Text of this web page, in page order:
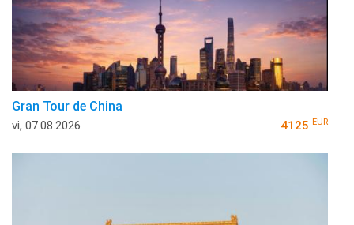
Gran Tour de China
vi, 07.08.2026 4125 EUR